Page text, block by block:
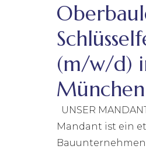
(m/w/d)
München
UNSER
Mandant ist ein